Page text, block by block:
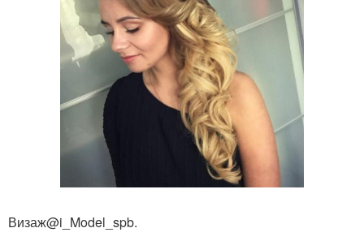
Визаж@i_Model_spb.